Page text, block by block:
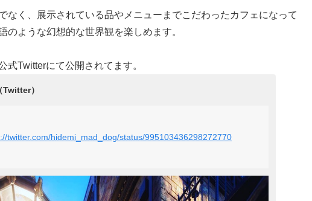
なく、展示されている品やメニューまでこだわったカフェになって
のような幻想的な世界観を楽しめます。
式Twitterにて公開されてます。
twitter.com/hidemi_mad_dog/status/995103436298272770